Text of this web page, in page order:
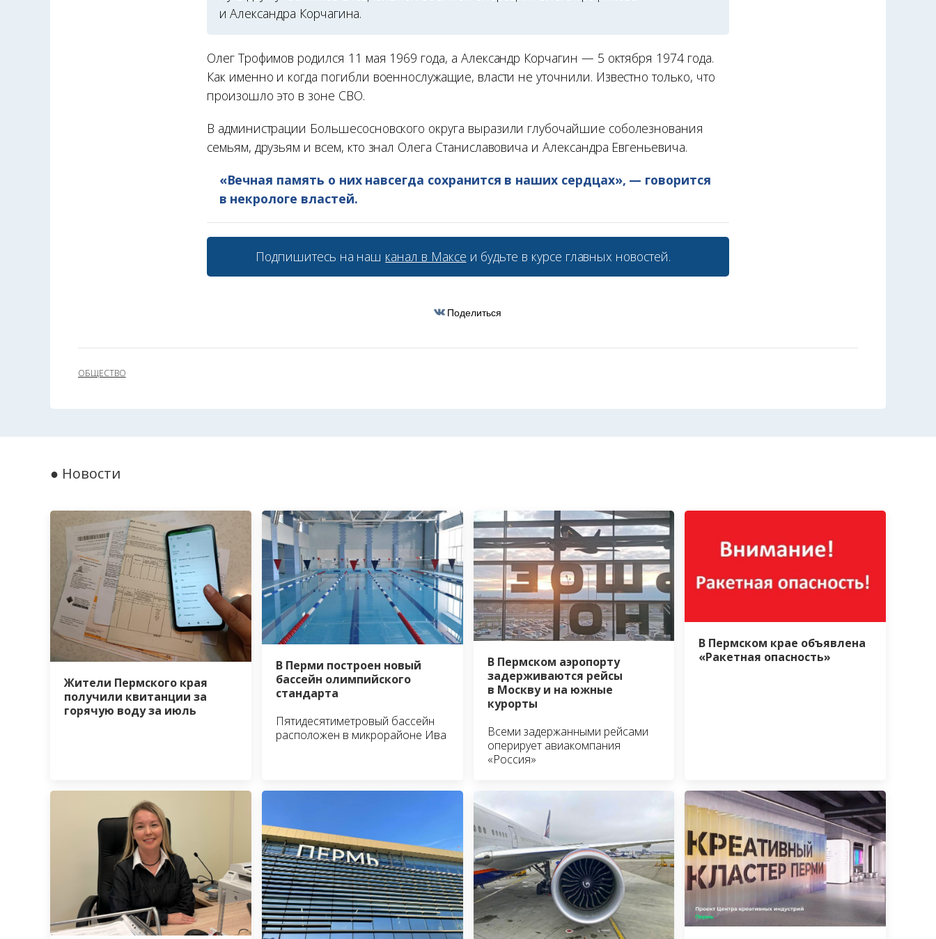
и Александра Корчагина.
Олег Трофимов родился 11 мая 1969 года, а Александр Корчагин — 5 октября 1974 года.
Как именно и когда погибли военнослужащие, власти не уточнили. Известно только, что
произошло это в зоне СВО.
В администрации Большесосновского округа выразили глубочайшие соболезнования
семьям, друзьям и всем, кто знал Олега Станиславовича и Александра Евгеньевича.
«Вечная память о них навсегда сохранится в наших сердцах», — говорится
в некрологе властей.
Подпишитесь на наш канал в Максе и будьте в курсе главных новостей.
Поделиться
ОБЩЕСТВО
● Новости
Жители Пермского края
получили квитанции за
горячую воду за июль
В Перми построен новый
бассейн олимпийского
стандарта
Пятидесятиметровый бассейн
расположен в микрорайоне Ива
В Пермском аэропорту
задерживаются рейсы
в Москву и на южные
курорты
Всеми задержанными рейсами
оперирует авиакомпания
«Россия»
В Пермском крае объявлена
«Ракетная опасность»